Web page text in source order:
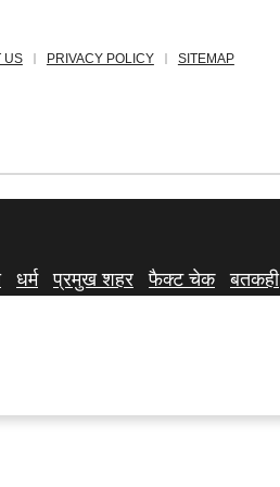
US PRIVACY POLICY SITEMAP
धर्म प्रमुख शहर फैक्ट चेक बतकही